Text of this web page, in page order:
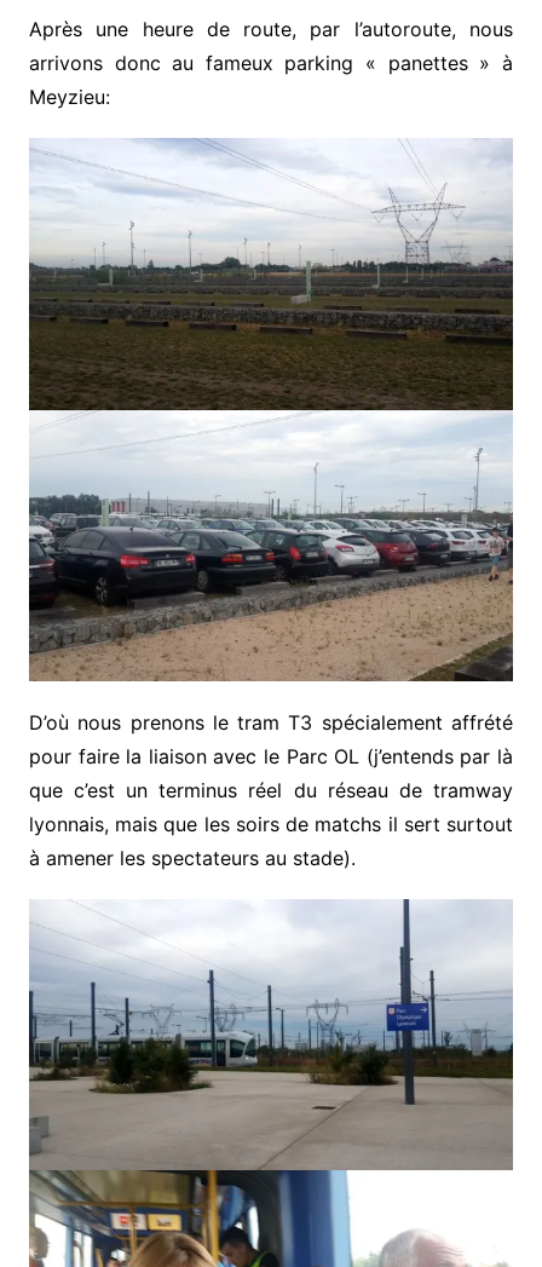
Après une heure de route, par l’autoroute, nous
arrivons donc au fameux parking « panettes » à
Meyzieu:
D’où nous prenons le tram T3 spécialement affrété
pour faire la liaison avec le Parc OL (j’entends par là
que c’est un terminus réel du réseau de tramway
lyonnais, mais que les soirs de matchs il sert surtout
à amener les spectateurs au stade).